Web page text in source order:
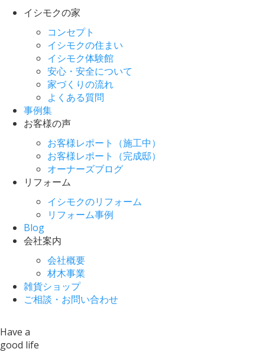
イシモクの家
コンセプト
イシモクの住まい
イシモク体験館
安心・安全について
家づくりの流れ
よくある質問
事例集
お客様の声
お客様レポート（施工中）
お客様レポート（完成邸）
オーナーズブログ
リフォーム
イシモクのリフォーム
リフォーム事例
Blog
会社案内
会社概要
材木事業
雑貨ショップ
ご相談・お問い合わせ
Have a
good life